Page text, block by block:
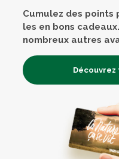
Cumulez des points
les en bons
nombreux autres
Découvrez